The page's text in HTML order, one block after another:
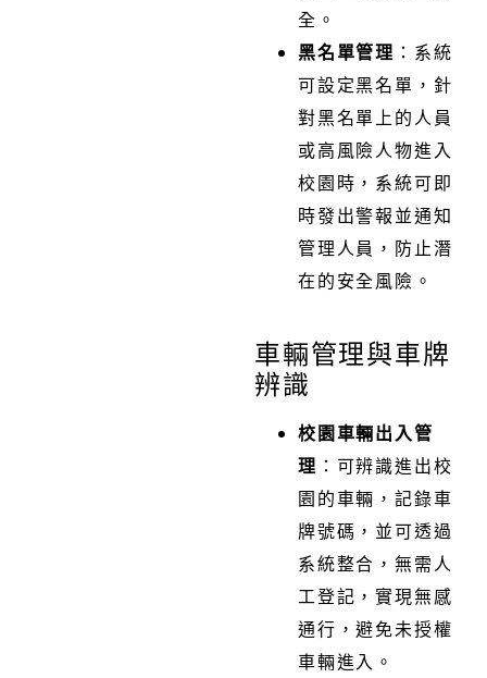
全。
黑名單管理 ：系統
可設定黑名單，針
對黑名單上的人員
或高風險人物進入
校園時，系統可即
時發出警報並通知
管理人員，防止潛
在的安全風險。
車輛管理與車牌
辨識
校園車輛出入管
理 ：可辨識進出校
園的車輛，記錄車
牌號碼，並可透過
系統整合，無需人
工登記，實現無感
通行，避免未授權
車輛進入。